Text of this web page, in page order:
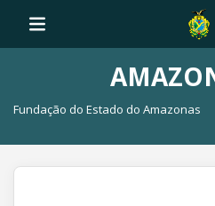
Fundação do Estado do Amazonas